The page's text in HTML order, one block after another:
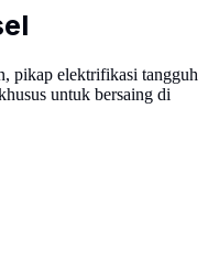
pikap elektrifikasi tangguh
untuk bersaing di